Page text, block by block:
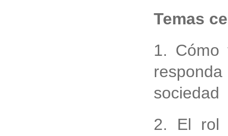
Temas
1. Cómo
sociedad
2. El rol